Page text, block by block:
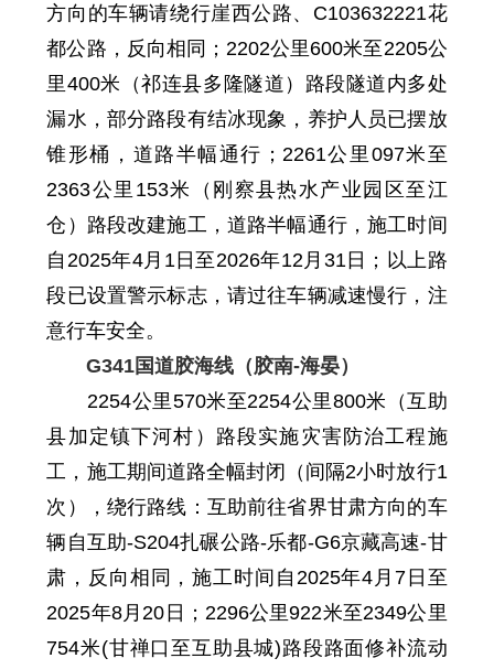
方向的车辆请绕行崖西公路、C103632221花
都公路，反向相同 ； 2202公里600米至2205公
里400米 （祁连县多隆隧道）路段隧道内多处
漏水，部分路段有结冰现象，养护人员已摆放
锥形桶，道路半幅通行 ； 2261公里 097米至
2363公里 153米
（刚察县热水产业园区至江
仓）路段改建施工，道路半幅通行，施工时间
自 2025年4月 1 日至2026年12 月31日 ； 以上路
段已设置警示标志，请过往车辆减速慢行，注
意行车安全。
G341国道胶海线（胶南-海晏）
2254公里570米至2254公里800米 （互助
县加定镇下河村）路段实施灾害防治工程施
工，施工期间道路全幅封闭（ 间隔2小时放行1
次），绕行路线：互助前往省界甘肃方向的车
辆自互助-S204扎碾公路-乐都-G6京藏高速-甘
肃，反向相同 ，施工时间自 2025年4月7日至
2025年8月20日； 2296公里922米至2349公里
754米(甘禅口至互助县城)路段路面修补流动